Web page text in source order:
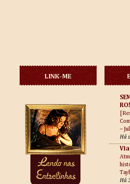
LINK-ME
–
Há
Há